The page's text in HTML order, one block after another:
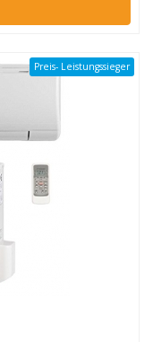
Preis- Leistungssieger